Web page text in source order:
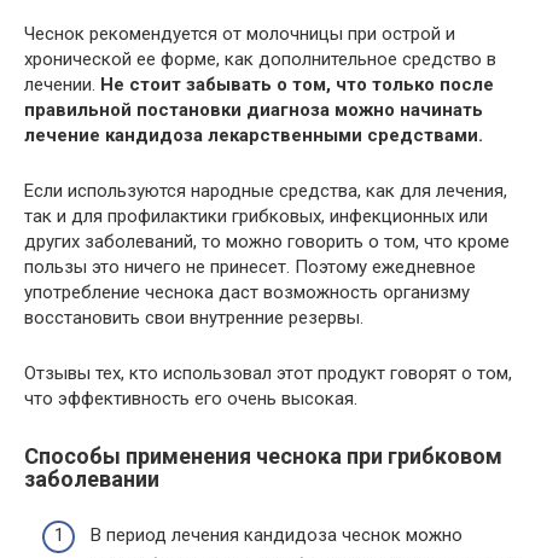
Чеснок рекомендуется от молочницы при острой и
хронической ее форме, как дополнительное средство в
лечении. Не стоит забывать о том, что только после
правильной постановки диагноза можно начинать
лечение кандидоза лекарственными средствами.
Если используются народные средства, как для лечения,
так и для профилактики грибковых, инфекционных или
других заболеваний, то можно говорить о том, что кроме
пользы это ничего не принесет. Поэтому ежедневное
употребление чеснока даст возможность организму
восстановить свои внутренние резервы.
Отзывы тех, кто использовал этот продукт говорят о том,
что эффективность его очень высокая.
Способы применения чеснока при грибковом
заболевании
В период лечения кандидоза чеснок можно